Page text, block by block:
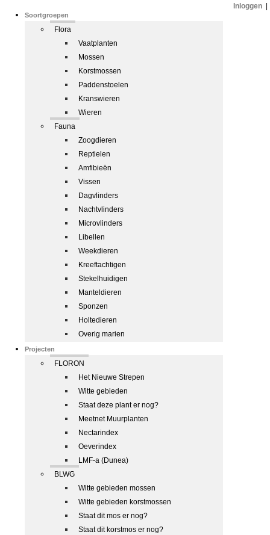
Soortgroepen
Flora
Vaatplanten
Mossen
Korstmossen
Paddenstoelen
Kranswieren
Wieren
Fauna
Zoogdieren
Reptielen
Amfibieën
Vissen
Dagvlinders
Nachtvlinders
Microvlinders
Libellen
Weekdieren
Kreeftachtigen
Stekelhuidigen
Manteldieren
Sponzen
Holtedieren
Overig marien
Projecten
FLORON
Het Nieuwe Strepen
Witte gebieden
Staat deze plant er nog?
Meetnet Muurplanten
Nectarindex
Oeverindex
LMF-a (Dunea)
BLWG
Witte gebieden mossen
Witte gebieden korstmossen
Staat dit mos er nog?
Staat dit korstmos er nog?
Inloggen